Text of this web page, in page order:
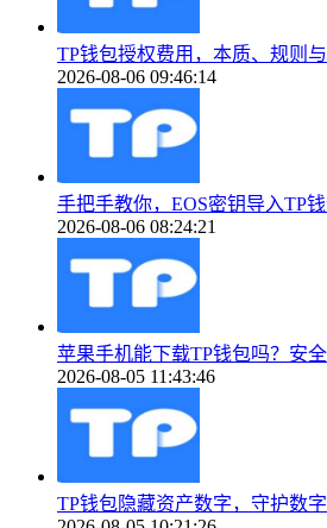
TP钱包授权费用，本质、规则
2026-08-06 09:46:14
手把手教你，EOS密钥导入TP
2026-08-06 08:24:21
苹果手机能下载TP钱包吗？安
2026-08-05 11:43:46
TP钱包隐藏资产数字，守护数